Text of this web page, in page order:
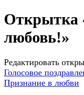
Открытка «Ты – моя
любовь!»
Редактировать
Голосовое
Признание в любви